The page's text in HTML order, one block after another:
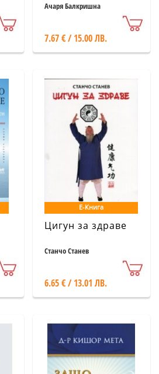
Изчерпателен
Ачаря Балкришна
7.67 € / 15.00 ЛВ.
Е-Книга
Цигун за здраве
Станчо Станев
6.65 € / 13.01 ЛВ.